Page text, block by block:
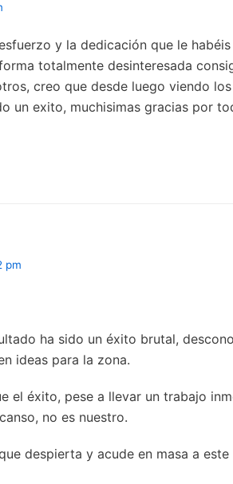
y la dedicación que le
totalmente desinteresada
creo que desde luego viendo
un exito, muchisimas gracias por
pm
ha sido un éxito brutal,
ideas para la zona.
el éxito, pese a llevar un trabajo
no es nuestro.
despierta y acude en masa a